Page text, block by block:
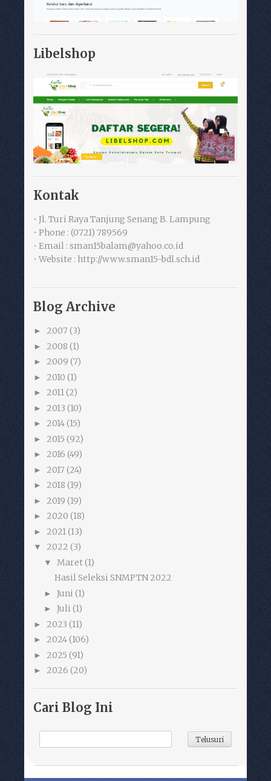
Libelshop
Kontak
• Jl. Turi Raya Tanjung Senang B. Lampung
• Phone : (0721) 789569
• Email : sman15balam@yahoo.co.id
• Website : http://www.sman15-bdl.sch.id
Blog Archive
► 2007 (3)
► 2008 (1)
► 2009 (7)
► 2010 (1)
► 2011(2)
► 2013 (10)
► 2014(15)
► 2015 (92)
► 2016 (49)
► 2017 (24)
► 2018 (19)
► 2019 (19)
► 2020 (18)
► 2021(13)
▼ 2022 (3)
▼ Maret(1)
Hasil Seleksi SNMPTN 2022
► Juni (1)
► Juli (1)
► 2023 (11)
► 2024(106)
► 2025 (91)
► 2026 (20)
Cari Blog Ini